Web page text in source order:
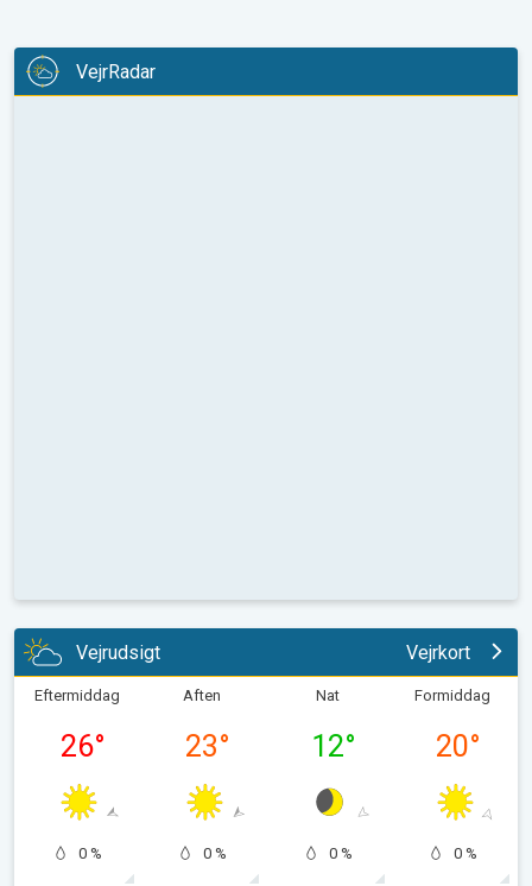
VejrRadar
Vejrudsigt Vejrkort
Eftermiddag
26°
0 %
Aften
23°
0 %
Nat
12°
0 %
Formiddag
20°
0 %